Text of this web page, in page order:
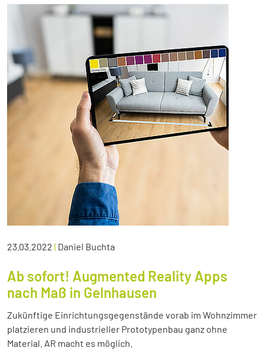
23.03.2022 | Daniel Buchta
Ab sofort! Augmented Reality Apps
nach Maß in Gelnhausen
Zukünftige Einrichtungsgegenstände vorab im Wohnzimmer
platzieren und industrieller Prototypenbau ganz ohne
Material. AR macht es möglich.